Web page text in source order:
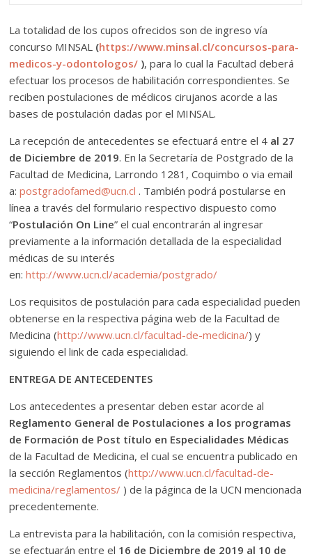
La totalidad de los cupos ofrecidos son de ingreso vía
concurso MINSAL (https://www.minsal.cl/concursos-para-
medicos-y-odontologos/ ), para lo cual la Facultad deberá
efectuar los procesos de habilitación correspondientes. Se
reciben postulaciones de médicos cirujanos acorde a las
bases de postulación dadas por el MINSAL.
La recepción de antecedentes se efectuará entre el 4 al 27
de Diciembre de 2019. En la Secretaría de Postgrado de la
Facultad de Medicina, Larrondo 1281, Coquimbo o via email
a:postgradofamed@ucn.cl . También podrá postularse en
línea a través del formulario respectivo dispuesto como
“Postulación On Line” el cual encontrarán al ingresar
previamente a la información detallada de la especialidad
médicas de su interés
en:http://www.ucn.cl/academia/postgrado/
Los requisitos de postulación para cada especialidad pueden
obtenerse en la respectiva página web de la Facultad de
Medicina (http://www.ucn.cl/facultad-de-medicina/) y
siguiendo el link de cada especialidad.
ENTREGA DE ANTECEDENTES
Los antecedentes a presentar deben estar acorde al
Reglamento General de Postulaciones a los programas
de Formación de Post título en Especialidades Médicas
de la Facultad de Medicina, el cual se encuentra publicado en
la sección Reglamentos (http://www.ucn.cl/facultad-de-
medicina/reglamentos/ ) de la páginca de la UCN mencionada
precedentemente.
La entrevista para la habilitación, con la comisión respectiva,
se efectuarán entre el 16 de Diciembre de 2019 al 10 de